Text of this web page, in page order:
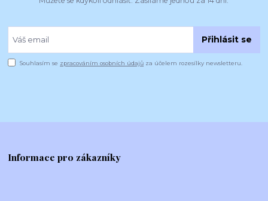
Přihlásit se
Souhlasím se zpracováním osobních údajů za účelem rozesílky newsletteru.
Informace pro zákazníky